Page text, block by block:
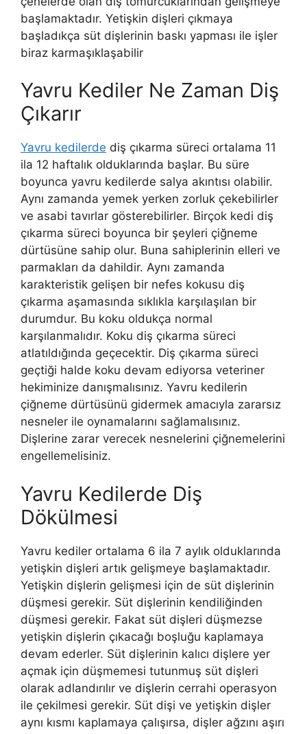
başlamaktadır. Yetişkin dişleri çıkmaya
başladıkça süt dişlerinin baskı yapması ile işler
biraz karmaşıklaşabilir
Yavru Kediler Ne Zaman Diş
Çıkarır
Yavru kedilerde diş çıkarma süreci ortalama 11
ila 12 haftalık olduklarında başlar. Bu süre
boyunca yavru kedilerde salya akıntısı olabilir.
Aynı zamanda yemek yerken zorluk çekebilirler
ve asabi tavırlar gösterebilirler. Birçok kedi diş
çıkarma süreci boyunca bir şeyleri çiğneme
dürtüsüne sahip olur. Buna sahiplerinin elleri ve
parmakları da dahildir. Aynı zamanda
karakteristik gelişen bir nefes kokusu diş
çıkarma aşamasında sıklıkla karşılaşılan bir
durumdur. Bu koku oldukça normal
karşılanmalıdır. Koku diş çıkarma süreci
atlatıldığında geçecektir. Diş çıkarma süreci
geçtiği halde koku devam ediyorsa veteriner
hekiminize danışmalısınız. Yavru kedilerin
çiğneme dürtüsünü gidermek amacıyla zararsız
nesneler ile oynamalarını sağlamalısınız.
Dişlerine zarar verecek nesnelerini çiğnemelerini
engellemelisiniz.
Yavru Kedilerde Diş
Dökülmesi
Yavru kediler ortalama 6 ila 7 aylık olduklarında
yetişkin dişleri artık gelişmeye başlamaktadır.
Yetişkin dişlerin gelişmesi için de süt dişlerinin
düşmesi gerekir. Süt dişlerinin kendiliğinden
düşmesi gerekir. Fakat süt dişleri düşmezse
yetişkin dişlerin çıkacağı boşluğu kaplamaya
devam ederler. Süt dişlerinin kalıcı dişlere yer
açmak için düşmemesi tutunmuş süt dişleri
olarak adlandırılır ve dişlerin cerrahi operasyon
ile çekilmesi gerekir. Süt dişi ve yetişkin dişler
aynı kısmı kaplamaya çalışırsa, dişler ağzını aşırı